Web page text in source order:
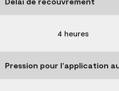
4 heures
Pression pour l’application